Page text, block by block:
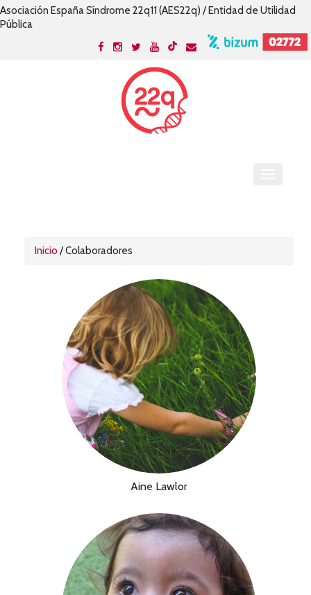
Asociación España Síndrome 22q11 (AES22q) / Entidad de Utilidad
Pública
Inicio / Colaboradores
Aine Lawlor